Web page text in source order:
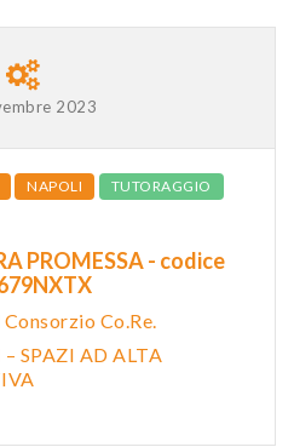
2023
NAPOLI
TUTORAGGIO
PROMESSA - codice
Consorzio Co.Re.
SPAZI AD ALTA